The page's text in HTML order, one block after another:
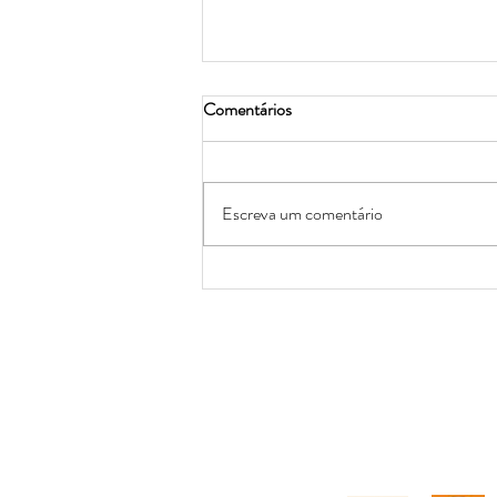
Lágrima ácida, que na verdade
Comentários
Escreva um comentário